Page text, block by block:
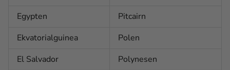
Egypten
Pitcairn
Ekvatorialguinea
Polen
El Salvador
Polynesen